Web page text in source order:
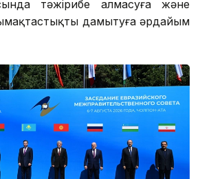
тәжірибе алмасуға және
дамытуға әрдайым